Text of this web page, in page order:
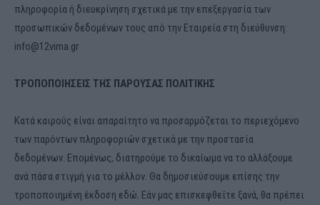
πληροφορία ή διευκρίνηση σχετικά με την επεξεργασία των
προσωπικών δεδομένων τους από την Εταιρεία στη διεύθυνση:
info@12vima.gr
ΤΡΟΠΟΠΟΙΗΣΕΙΣ ΤΗΣ ΠΑΡΟΥΣΑΣ ΠΟΛΙΤΙΚΗΣ
Κατά καιρούς είναι απαραίτητο να προσαρμόζεται το περιεχόμενο
των παρόντων πληροφοριών σχετικά με την προστασία
δεδομένων. Επομένως, διατηρούμε το δικαίωμα να το αλλάξουμε
ανά πάσα στιγμή για το μέλλον. Θα δημοσιεύσουμε επίσης την
τροποποιημένη έκδοση εδώ. Εάν μας επισκεφθείτε ξανά, θα πρέπει